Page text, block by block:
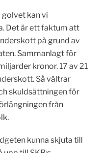
golvet kan vi
Det är ett faktum att
på grund av
Sammanlagt för
kronor. 17 av 21
Så vältrar
skuldsättningen för
från
kunna skjuta till